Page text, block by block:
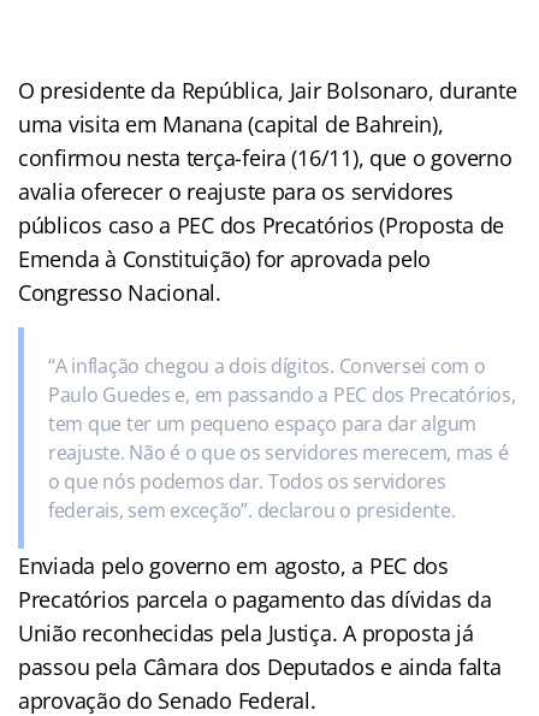
O presidente da República, Jair Bolsonaro, durante
uma visita em Manana (capital de Bahrein),
confirmou nesta terça-feira (16/11), que o governo
avalia oferecer o reajuste para os servidores
públicos caso a PEC dos Precatórios (Proposta de
Emenda à Constituição) for aprovada pelo
Congresso Nacional.
“A inflação chegou a dois dígitos. Conversei com o
Paulo Guedes e, em passando a PEC dos Precatórios,
tem que ter um pequeno espaço para dar algum
reajuste. Não é o que os servidores merecem, mas é
o que nós podemos dar. Todos os servidores
federais, sem exceção”. declarou o presidente.
Enviada pelo governo em agosto, a PEC dos
Precatórios parcela o pagamento das dívidas da
União reconhecidas pela Justiça. A proposta já
passou pela Câmara dos Deputados e ainda falta
aprovação do Senado Federal.